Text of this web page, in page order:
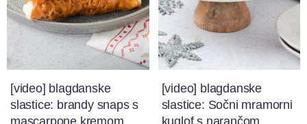
[video] blagdanske
slastice: brandy snaps s
[video] blagdanske
slastice: Sočni mramorni